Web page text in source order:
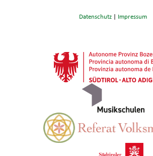
Datenschutz| Impressum